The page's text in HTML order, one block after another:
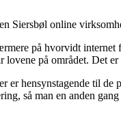
Siersbøl online
på hvorvidt
lovene på området. Det
er hensynstagende til
så man en anden